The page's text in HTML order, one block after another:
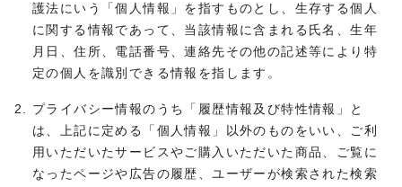
護法にいう「個人情報」を指すものとし、生存する個人
に関する情報であって、当該情報に含まれる氏名、生年
月日、住所、電話番号、連絡先その他の記述等により特
定の個人を識別できる情報を指します。
プライバシー情報のうち「履歴情報及び特性情報」と
は、上記に定める「個人情報」以外のものをいい、ご利
用いただいたサービスやご購入いただいた商品、ご覧に
なったページや広告の履歴、ユーザーが検索された検索